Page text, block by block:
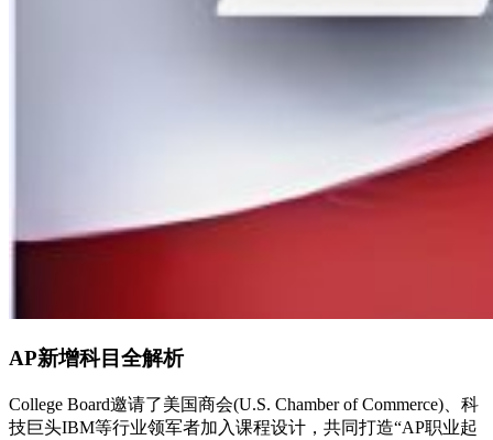
AP新增科目全解析
College Board邀请了美国商会(U.S. Chamber of Commerce)、科
技巨头IBM等行业领军者加入课程设计，共同打造“AP职业起